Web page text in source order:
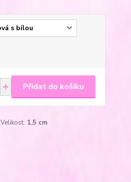
Přidat do košíku
Velikost: 1,5 cm